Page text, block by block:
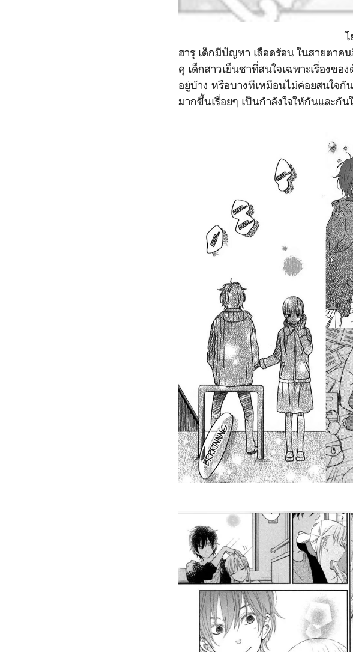
ฮารุ เด็กมีปัญหา เลือดร้อน ในสายตา
คุ เด็กสาวเย็นชาที่สนใจเฉพาะเรื่องข
อยู่บ้าง หรือบางทีเหมือนไม่ค่อยสนใจกั
มากขึ้นเรื่อยๆ เป็นกำลังใจให้กันและกั